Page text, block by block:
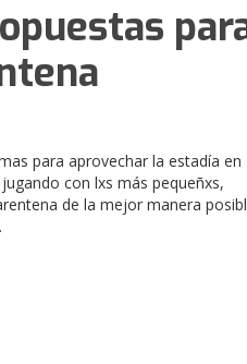
para aprovechar la estadía en
con lxs más pequeñxs,
de la mejor manera